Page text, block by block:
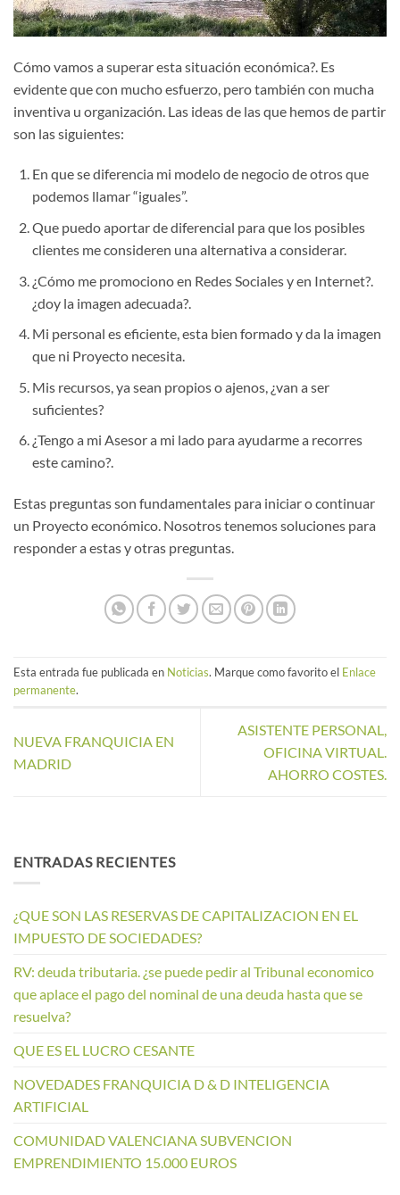
Cómo vamos a superar esta situación económica?. Es
evidente que con mucho esfuerzo, pero también con mucha
inventiva u organización. Las ideas de las que hemos de partir
son las siguientes:
En que se diferencia mi modelo de negocio de otros que
podemos llamar “iguales”.
Que puedo aportar de diferencial para que los posibles
clientes me consideren una alternativa a considerar.
¿Cómo me promociono en Redes Sociales y en Internet?.
¿doy la imagen adecuada?.
Mi personal es eficiente, esta bien formado y da la imagen
que ni Proyecto necesita.
Mis recursos, ya sean propios o ajenos, ¿van a ser
suficientes?
¿Tengo a mi Asesor a mi lado para ayudarme a recorres
este camino?.
Estas preguntas son fundamentales para iniciar o continuar
un Proyecto económico. Nosotros tenemos soluciones para
responder a estas y otras preguntas.
Esta entrada fue publicada en Noticias. Marque como favorito el Enlace
permanente.
NUEVA FRANQUICIA EN
MADRID
ASISTENTE PERSONAL,
OFICINA VIRTUAL.
AHORRO COSTES.
ENTRADAS RECIENTES
¿QUE SON LAS RESERVAS DE CAPITALIZACION EN EL
IMPUESTO DE SOCIEDADES?
RV: deuda tributaria. ¿se puede pedir al Tribunal economico
que aplace el pago del nominal de una deuda hasta que se
resuelva?
QUE ES EL LUCRO CESANTE
NOVEDADES FRANQUICIA D & D INTELIGENCIA
ARTIFICIAL
COMUNIDAD VALENCIANA SUBVENCION
EMPRENDIMIENTO 15.000 EUROS